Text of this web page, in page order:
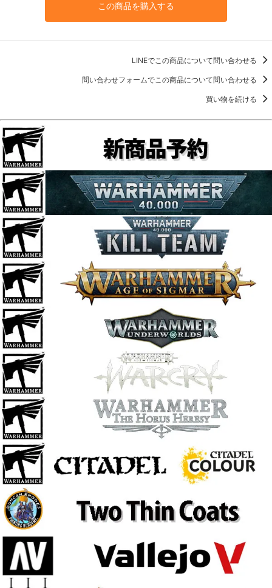
この商品を購入する
LINEでこの商品について問い合わせる
問い合わせフォームでこの商品について問い合わせる
買い物を続ける